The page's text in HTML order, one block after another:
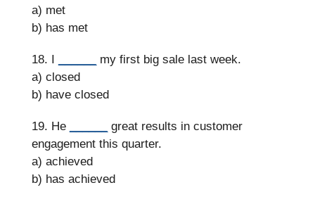
a) met
b) has met
18. I
my first big sale last week.
a) closed
b) have closed
19. He
great results in customer
engagement this quarter.
a) achieved
b) has achieved